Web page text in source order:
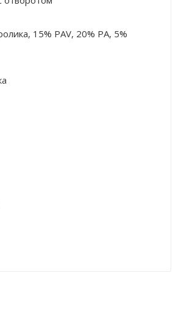
15% PAV, 20% PA, 5%